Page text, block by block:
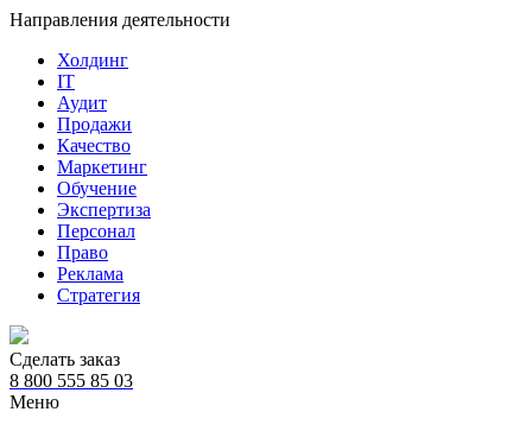
Направления деятельности
Холдинг
IT
Аудит
Продажи
Качество
Маркетинг
Обучение
Экспертиза
Персонал
Право
Реклама
Стратегия
Сделать заказ
8 800 555 85 03
Меню